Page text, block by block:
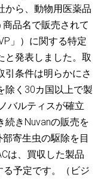
から、動物用医薬品
品名で販売されて
」）に関する特定
と発表しました。取
引条件は明らかにさ
除く30カ国以上で製
バルティスが確立
続きNuvanの販売を
寄生虫の駆除を目
は、買収した製品
予定です。（ビジ